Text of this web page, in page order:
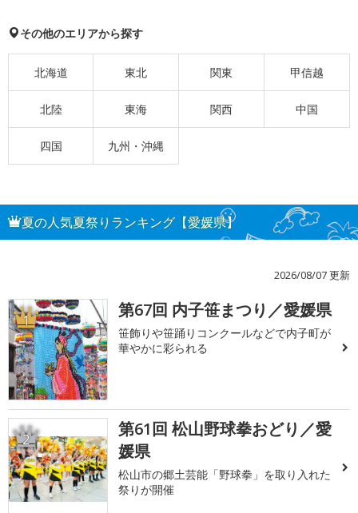
その他のエリアから探す
北海道 東北 関東 甲信越
北陸 東海 関西 中国
四国 九州・沖縄
夏の人気夏祭りランキング【愛媛県】
2026/08/07 更新
1 第67回 内子笹まつり／愛媛県
笹飾りや笹踊りコンクールなどで内子町が
華やかに彩られる
2
第61回 松山野球拳おどり／愛
媛県
松山市の郷土芸能「野球拳」を取り入れた
祭りが開催